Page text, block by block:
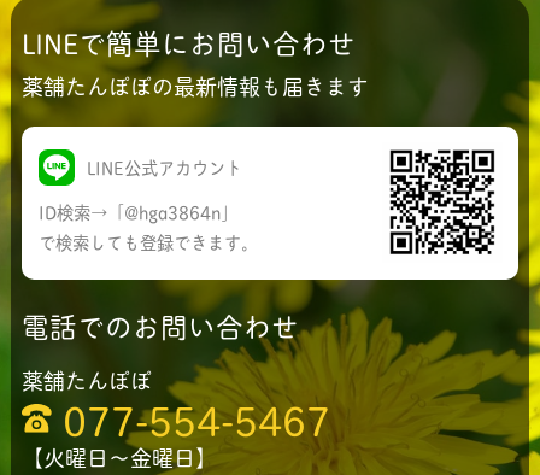
LINEで簡単にお問い合わせ
薬舗たんぽぽの最新情報も届きます
LINE公式アカウント
ID検索→「@hga3864n」
で検索しても登録できます。
電話でのお問い合わせ
薬舗たんぽぽ
077-554-5467
【火曜日〜金曜日】